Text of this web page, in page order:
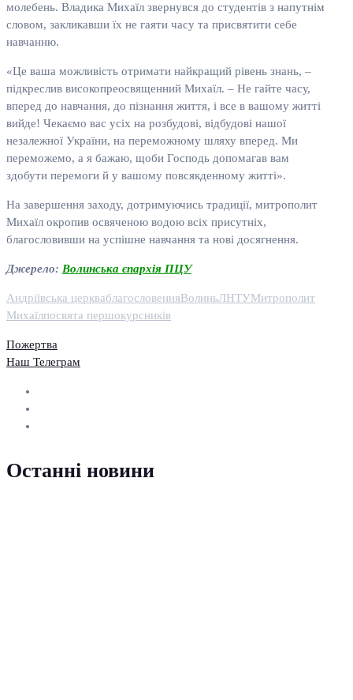
молебень. Владика Михаїл звернувся до студентів з напутнім
словом, закликавши їх не гаяти часу та присвятити себе
навчанню.
«Це ваша можливість отримати найкращий рівень знань, –
підкреслив високопреосвященний Михаїл. – Не гайте часу,
вперед до навчання, до пізнання життя, і все в вашому житті
вийде! Чекаємо вас усіх на розбудові, відбудові нашої
незалежної України, на переможному шляху вперед. Ми
переможемо, а я бажаю, щоби Господь допомагав вам
здобути перемоги й у вашому повсякденному житті».
На завершення заходу, дотримуючись традиції, митрополит
Михаїл окропив освяченою водою всіх присутніх,
благословивши на успішне навчання та нові досягнення.
Джерело: Волинська єпархія ПЦУ
Андріївська церкваблагословенняВолиньЛНТУМитрополит
Михаїлпосвята першокурсників
Пожертва
Наш Телеграм
Останні новини